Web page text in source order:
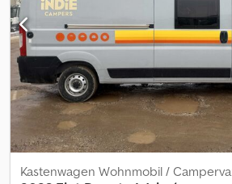
Kastenwagen Wohnmobil /